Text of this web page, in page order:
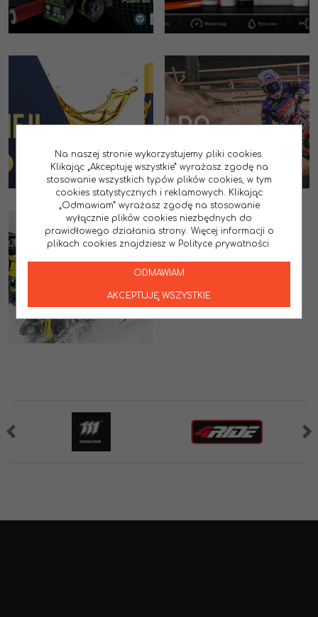
Na naszej stronie wykorzystujemy pliki cookies.
Klikając „Akceptuję wszystkie” wyrażasz zgodę na
stosowanie wszystkich typów plików cookies, w tym
cookies statystycznych i reklamowych. Klikając
„Odmawiam” wyrażasz zgodę na stosowanie
wyłącznie plików cookies niezbędnych do
prawidłowego działania strony. Więcej informacji o
plikach cookies znajdziesz w Polityce prywatności.
ODMAWIAM
AKCEPTUJĘ WSZYSTKIE